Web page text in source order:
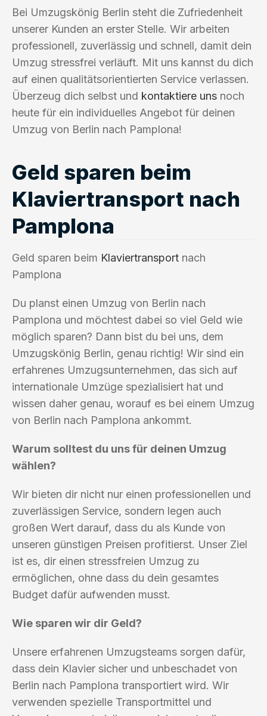
Bei Umzugskönig Berlin steht die Zufriedenheit
unserer Kunden an erster Stelle. Wir arbeiten
professionell, zuverlässig und schnell, damit dein
Umzug stressfrei verläuft. Mit uns kannst du dich
auf einen qualitätsorientierten Service verlassen.
Überzeug dich selbst und kontaktiere uns noch
heute für ein individuelles Angebot für deinen
Umzug von Berlin nach Pamplona!
Geld sparen beim
Klaviertransport nach
Pamplona
Geld sparen beim Klaviertransport nach
Pamplona
Du planst einen Umzug von Berlin nach
Pamplona und möchtest dabei so viel Geld wie
möglich sparen? Dann bist du bei uns, dem
Umzugskönig Berlin, genau richtig! Wir sind ein
erfahrenes Umzugsunternehmen, das sich auf
internationale Umzüge spezialisiert hat und
wissen daher genau, worauf es bei einem Umzug
von Berlin nach Pamplona ankommt.
Warum solltest du uns für deinen Umzug
wählen?
Wir bieten dir nicht nur einen professionellen und
zuverlässigen Service, sondern legen auch
großen Wert darauf, dass du als Kunde von
unseren günstigen Preisen profitierst. Unser Ziel
ist es, dir einen stressfreien Umzug zu
ermöglichen, ohne dass du dein gesamtes
Budget dafür aufwenden musst.
Wie sparen wir dir Geld?
Unsere erfahrenen Umzugsteams sorgen dafür,
dass dein Klavier sicher und unbeschadet von
Berlin nach Pamplona transportiert wird. Wir
verwenden spezielle Transportmittel und